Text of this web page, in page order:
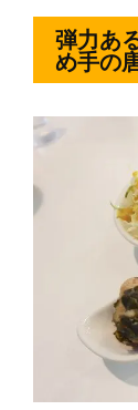
弾力あ
め手の